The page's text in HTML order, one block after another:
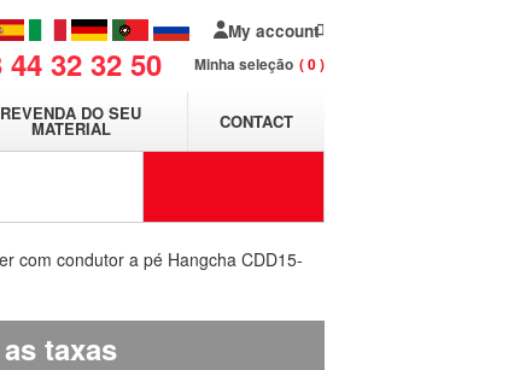
44 32 32 50
My account
Minha seleção 0
REVENDA DO SEU
MATERIAL CONTACT
com condutor a pé Hangcha CDD15-
taxas